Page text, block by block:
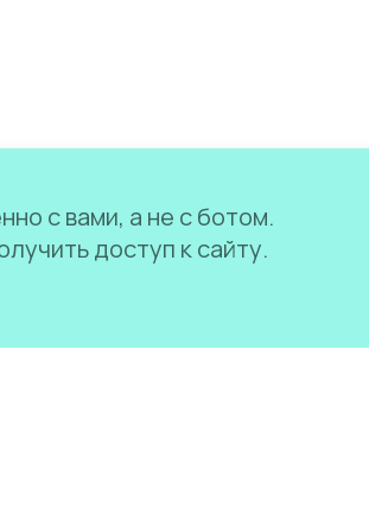
с вами, а не с ботом.
доступ к сайту.